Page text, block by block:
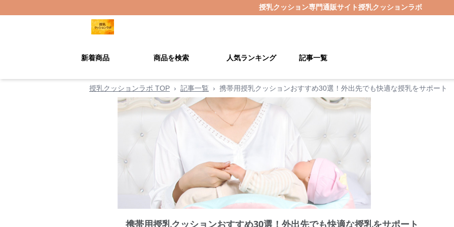
授乳クッション専門通販サイト授乳クッションラボ
新着商品 商品を検索 人気ランキング 記事一覧
授乳クッションラボ TOP › 記事一覧 › 携帯用授乳クッションおすすめ30選！外出先でも快適な授乳をサポート
携帯用授乳クッションおすすめ30選！外出先でも快適な授乳をサポート